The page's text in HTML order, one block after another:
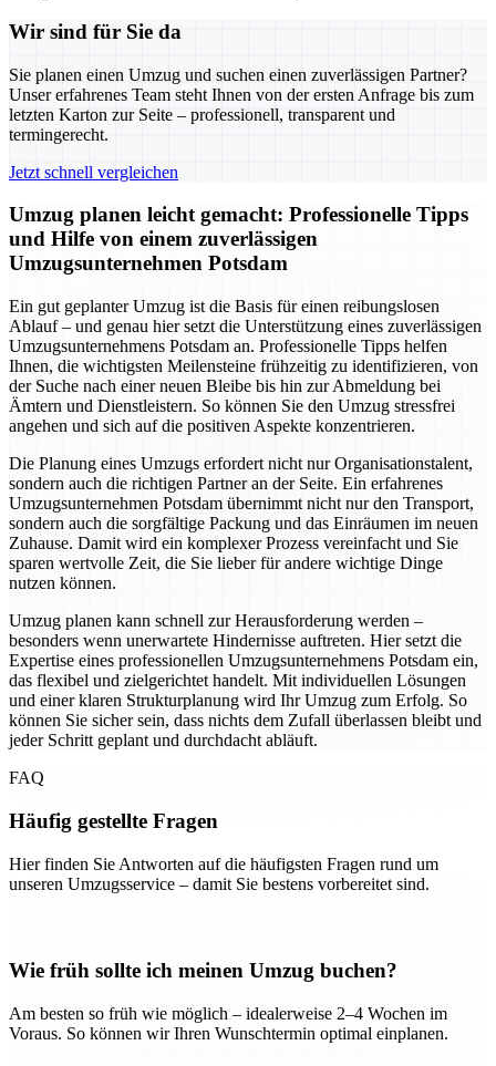
Wir sind für Sie da
Sie planen einen Umzug und suchen einen zuverlässigen Partner?
Unser erfahrenes Team steht Ihnen von der ersten Anfrage bis zum
letzten Karton zur Seite – professionell, transparent und
termingerecht.
Jetzt schnell vergleichen
Umzug planen leicht gemacht: Professionelle Tipps
und Hilfe von einem zuverlässigen
Umzugsunternehmen Potsdam
Ein gut geplanter Umzug ist die Basis für einen reibungslosen
Ablauf – und genau hier setzt die Unterstützung eines zuverlässigen
Umzugsunternehmens Potsdam an. Professionelle Tipps helfen
Ihnen, die wichtigsten Meilensteine frühzeitig zu identifizieren, von
der Suche nach einer neuen Bleibe bis hin zur Abmeldung bei
Ämtern und Dienstleistern. So können Sie den Umzug stressfrei
angehen und sich auf die positiven Aspekte konzentrieren.
Die Planung eines Umzugs erfordert nicht nur Organisationstalent,
sondern auch die richtigen Partner an der Seite. Ein erfahrenes
Umzugsunternehmen Potsdam übernimmt nicht nur den Transport,
sondern auch die sorgfältige Packung und das Einräumen im neuen
Zuhause. Damit wird ein komplexer Prozess vereinfacht und Sie
sparen wertvolle Zeit, die Sie lieber für andere wichtige Dinge
nutzen können.
Umzug planen kann schnell zur Herausforderung werden –
besonders wenn unerwartete Hindernisse auftreten. Hier setzt die
Expertise eines professionellen Umzugsunternehmens Potsdam ein,
das flexibel und zielgerichtet handelt. Mit individuellen Lösungen
und einer klaren Strukturplanung wird Ihr Umzug zum Erfolg. So
können Sie sicher sein, dass nichts dem Zufall überlassen bleibt und
jeder Schritt geplant und durchdacht abläuft.
FAQ
Häufig gestellte Fragen
Hier finden Sie Antworten auf die häufigsten Fragen rund um
unseren Umzugsservice – damit Sie bestens vorbereitet sind.
Wie früh sollte ich meinen Umzug buchen?
Am besten so früh wie möglich – idealerweise 2–4 Wochen im
Voraus. So können wir Ihren Wunschtermin optimal einplanen.